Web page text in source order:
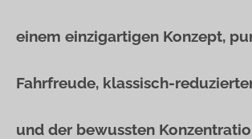
einem einzigartigen Konzept,
Fahrfreude, klassisch-
und der bewussten